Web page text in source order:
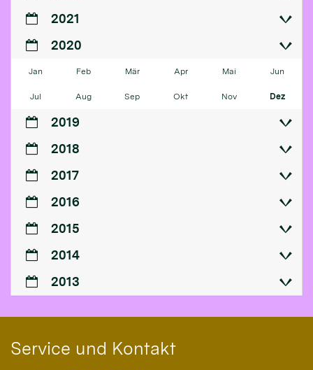
2021
2020
Jan Feb Mär Apr Mai Jun
Jul Aug Sep Okt Nov Dez
2019
2018
2017
2016
2015
2014
2013
Service und Kontakt